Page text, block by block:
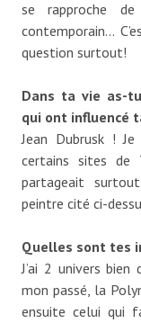
se rapproche
contemporain…
question surtout!
Dans ta vie as-
qui ont influencé
Jean Dubrusk !
certains sites de
partageait
peintre cité ci-
Quelles sont tes
J’ai 2 univers
mon passé, la
ensuite celui qui